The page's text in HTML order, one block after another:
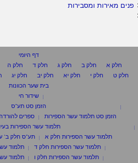
פנים מאירות ומסבירות
דף היומי
חלק א
חלק ב חלק ג חלק ד חלק ה
חלק ט
חלק י חלק יא חלק יב חלק יג
בית שער הכוונות
שידור חי
הזמן סט תע"ס
הזמן סט תלמוד עשר הספירות
ספרים להורדה
תלמוד עשר הספירות
תלמוד עשר הספירות חלק א
תע"ס חלק ב'
תלמוד עשר הספירות חלק ד
תלמוד
תלמוד עשר הספירות חלק ו
תלמוד